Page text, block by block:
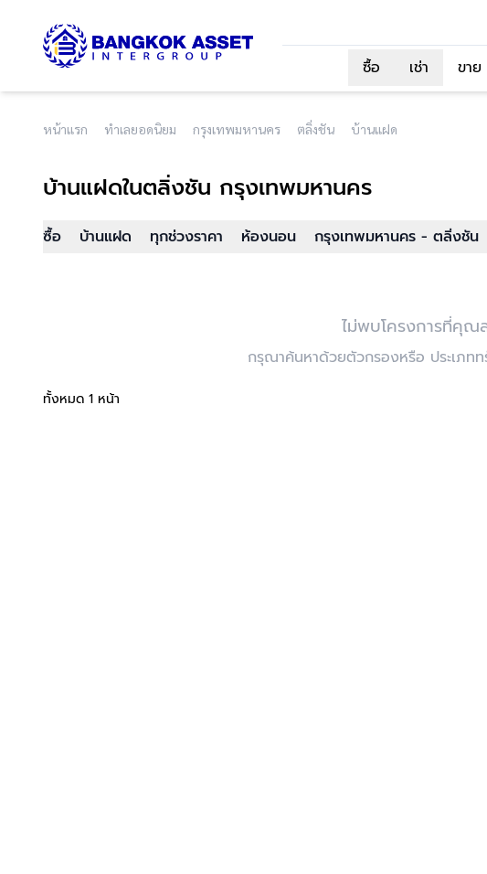
ซื้อ
เช่า ขาย
หน้าแรก ทำเลยอดนิยม กรุงเทพมหานคร ตลิ่งชัน บ้านแฝด
บ้านแฝดในตลิ่งชัน กรุงเทพมหานคร
ซื้อ บ้านแฝด ทุกช่วงราคา ห้องนอน กรุงเทพมหานคร - ตลิ่งชัน
ไม่พบโครงการที่คุณ
กรุณาค้นหาด้วยตัวกรองหรือ ประเภ
ทั้งหมด 1 หน้า